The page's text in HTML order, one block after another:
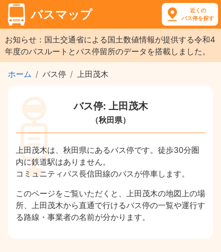
バスマップ
近くの
バス停を探す
お知らせ：国土交通省による国土数値情報が提供する令和4
年度のバスルートとバス停留所のデータを搭載しました。
ホーム バス停 上田茂木
バス停: 上田茂木
（秋田県）
上田茂木は、秋田県にあるバス停です。徒歩30分圏
内に鉄道駅はありません。
コミュニティバス長信田線のバスが停車します。
このページをご覧いただくと、上田茂木の地図上の場
所、上田茂木から直通で行けるバス停の一覧や運行す
る路線・事業者の名前が分かります。